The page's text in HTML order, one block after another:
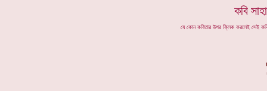
কবি
যে কোন কবিতার উপর ক্লিক করলেই সেই